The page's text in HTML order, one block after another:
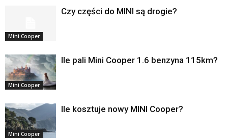
Mini Cooper
Czy części do MINI są drogie?
Mini Cooper
Ile pali Mini Cooper 1.6 benzyna 115km?
Mini Cooper
Ile kosztuje nowy MINI Cooper?